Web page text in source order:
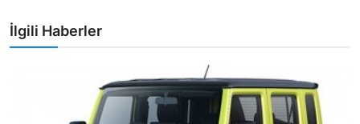
İlgili Haberler